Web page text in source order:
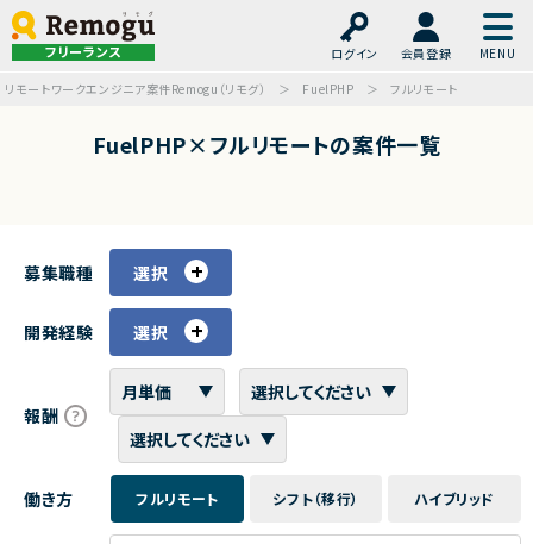
フリーランス ログイン
会員登録
リモートワークエンジニア案件Remogu（リモグ）
FuelPHP フルリモート
FuelPHP×フルリモートの案件一覧
募集職種 選択
開発経験 選択
報酬
働き方 フルリモート シフト（移行） ハイブリッド